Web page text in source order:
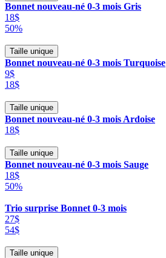
Bonnet nouveau-né 0-3 mois Gris
18$
50%
Taille unique
Bonnet nouveau-né 0-3 mois Turquoise
9$
18$
Taille unique
Bonnet nouveau-né 0-3 mois Ardoise
18$
Taille unique
Bonnet nouveau-né 0-3 mois Sauge
18$
50%
Trio surprise Bonnet 0-3 mois
27$
54$
Taille unique